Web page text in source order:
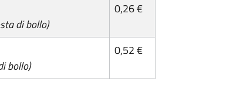
di bollo)
0,26 €
bollo)
0,52 €